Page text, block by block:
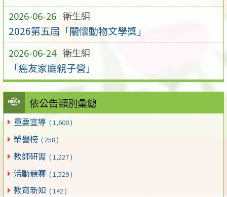
2026-06-26 衛生組
2026第五屆「關懷動物文學獎」
2026-06-24 衛生組
「癌友家庭親子營」
依公告類別彙總
重要宣導 ( 1,608 )
榮譽榜 ( 258 )
教師研習 ( 1,227 )
活動競賽 ( 1,529 )
教育新知 ( 142 )